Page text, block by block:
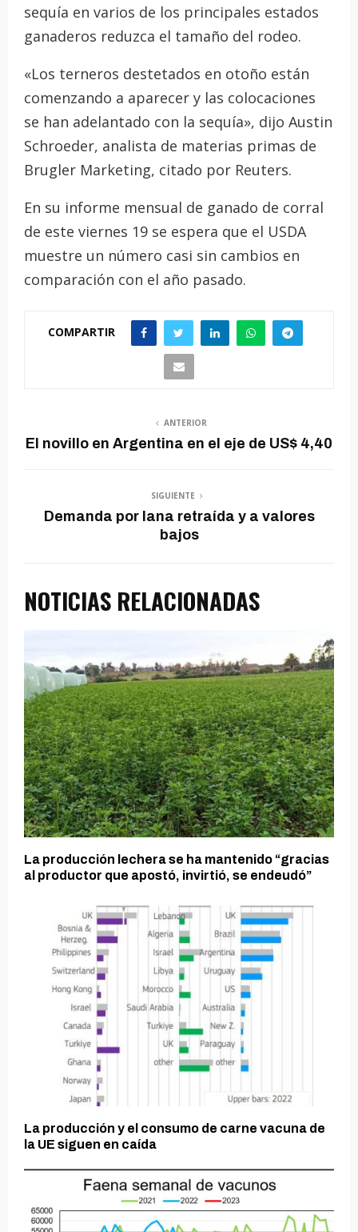
sequía en varios de los principales estados
ganaderos reduzca el tamaño del rodeo.
«Los terneros destetados en otoño están
comenzando a aparecer y las colocaciones
se han adelantado con la sequía», dijo Austin
Schroeder, analista de materias primas de
Brugler Marketing, citado por Reuters.
En su informe mensual de ganado de corral
de este viernes 19 se espera que el USDA
muestre un número casi sin cambios en
comparación con el año pasado.
COMPARTIR
ANTERIOR
El novillo en Argentina en el eje de US$ 4,40
SIGUIENTE
Demanda por lana retraída y a valores
bajos
NOTICIAS RELACIONADAS
La producción lechera se ha mantenido “gracias
al productor que apostó, invirtió, se endeudó”
La producción y el consumo de carne vacuna de
la UE siguen en caída